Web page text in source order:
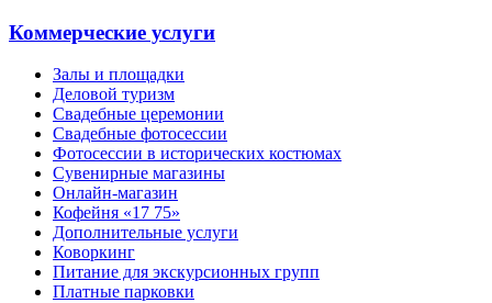
Коммерческие услуги
Залы и площадки
Деловой туризм
Свадебные церемонии
Свадебные фотосессии
Фотосессии в исторических костюмах
Сувенирные магазины
Онлайн-магазин
Кофейня «17 75»
Дополнительные услуги
Коворкинг
Питание для экскурсионных групп
Платные парковки